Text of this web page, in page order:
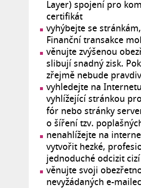
Layer) spojení pro
certifikát
vyhýbejte se
Finanční transakce
věnujte zvýšenou
slibují snadný zisk.
zřejmě nebude
vyhledejte na
vyhlížející stránkou
fór nebo stránky
o šíření tzv.
nenahlížejte na
vytvořit hezké,
jednoduché odcizit
věnujte svoji
nevyžádaných e-